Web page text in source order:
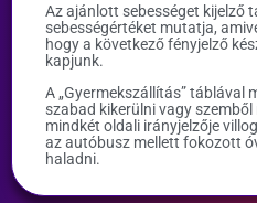
Az ajánlott sebességet kijelző
sebességértéket mutatja,
hogy a következő fényjelző
kapjunk.
A „Gyermekszállítás” táblával
szabad kikerülni vagy
mindkét oldali irányjelzője
az autóbusz mellett fokozott
haladni.